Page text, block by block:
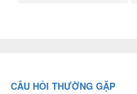
CÂU HỎI THƯỜNG GẶP